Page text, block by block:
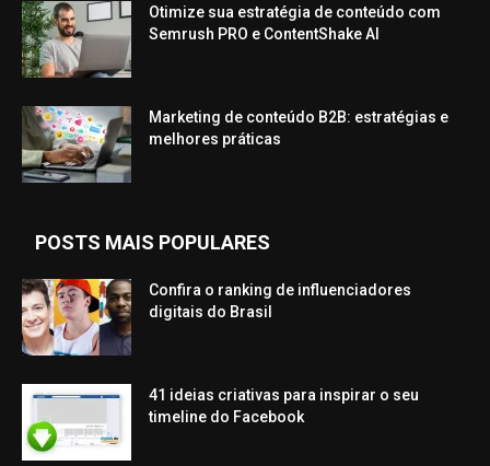
Otimize sua estratégia de conteúdo com
Semrush PRO e ContentShake AI
Marketing de conteúdo B2B: estratégias e
melhores práticas
POSTS MAIS POPULARES
Confira o ranking de influenciadores
digitais do Brasil
41 ideias criativas para inspirar o seu
timeline do Facebook